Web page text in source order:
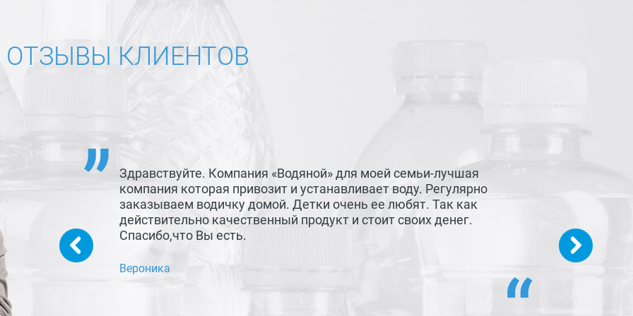
ОТЗЫВЫ КЛИЕНТОВ
Здравствуйте. Компания «Водяной» для моей семьи-лучшая
компания которая привозит и устанавливает воду. Регулярно
заказываем водичку домой. Детки очень ее любят. Так как
действительно качественный продукт и стоит своих денег.
Спасибо,что Вы есть.
Вероника